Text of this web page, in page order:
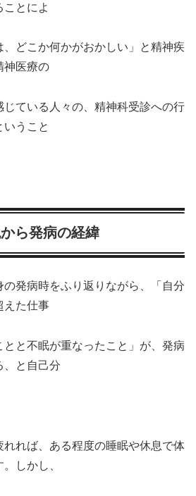
ことによ
、どこか何かがおかしい」と精神疾
神医療の
じている人々の、精神科受診への行
うこと
ら発病の経緯
発病時をふり返りながら、「自分
えた仕事
と不眠が重なったこと」が、発病
、と自己分
れば、ある程度の睡眠や休息で体
しかし、